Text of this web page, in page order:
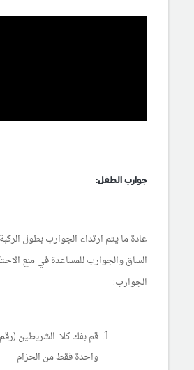
جوارب الطفل:
عادة ما يتم ارتداء الجوارب بطول
الساق والجوارب للمساعدة في منع
الجوارب:
واحدة فقط من الحزام